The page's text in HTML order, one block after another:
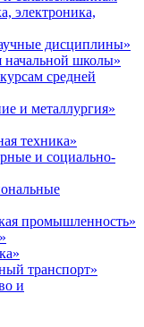
электроника,
дисциплины»
начальной школы»
средней
и металлургия»
техника»
и социально-
промышленность»
транспорт»
и